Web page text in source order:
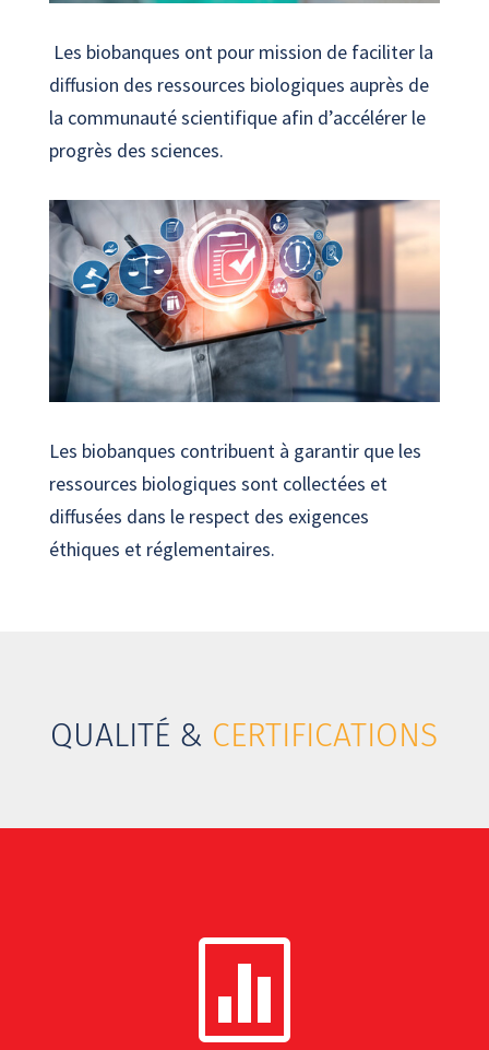
Les biobanques ont pour mission de faciliter la
diffusion des ressources biologiques auprès de
la communauté scientifique afin d’accélérer le
progrès des sciences.
Les biobanques contribuent à garantir que les
ressources biologiques sont collectées et
diffusées dans le respect des exigences
éthiques et réglementaires.
QUALITÉ & CERTIFICATIONS
